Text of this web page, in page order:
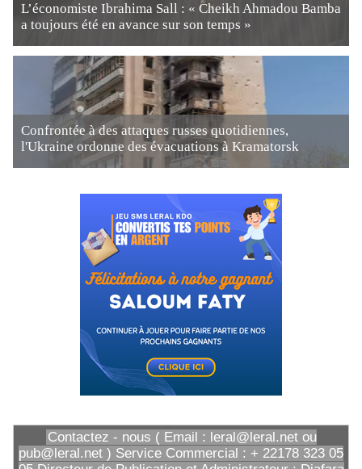
L’économiste Ibrahima Sall : « Cheikh Ahmadou Bamba
a toujours été en avance sur son temps »
Confrontée à des attaques russes quotidiennes,
l'Ukraine ordonne des évacuations à Kramatorsk
Contactez - nous ( Email : leral@leral.net ou
pub@leral.net ) Service Commercial : + 22178 323 05